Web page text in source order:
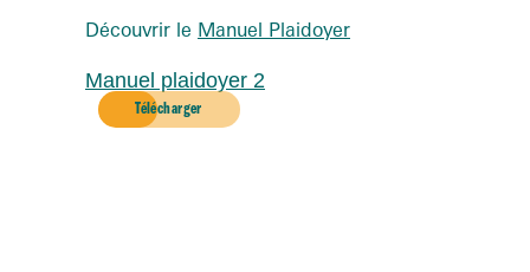
Découvrir le Manuel Plaidoyer
Manuel plaidoyer 2
Télécharger